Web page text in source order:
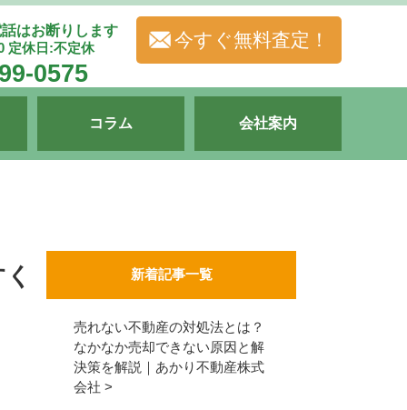
はお断りします
定休日:不定休
0575
今すぐ無料査定！
コラム 会社案内
新着記事一覧
売れない不動産の対処法とは？
なかなか売却できない原因と解
決策を解説｜あかり不動産株式
会社